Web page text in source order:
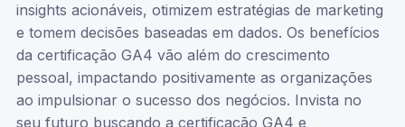
insights acionáveis, otimizem estratégias de marketing
e tomem decisões baseadas em dados. Os benefícios
da certificação GA4 vão além do crescimento
pessoal, impactando positivamente as organizações
ao impulsionar o sucesso dos negócios. Invista no
seu futuro buscando a certificação GA4 e